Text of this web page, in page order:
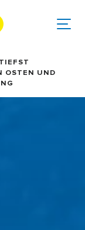
OSTEN UND